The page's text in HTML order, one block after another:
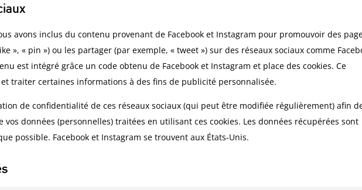
avons inclus du contenu provenant de Facebook et Instagram pour promouvoir des
», « pin ») ou les partager (par exemple, « tweet ») sur des réseaux sociaux comme
est intégré grâce un code obtenu de Facebook et Instagram et place des cookies. Ce
traiter certaines informations à des fins de publicité personnalisée.
de confidentialité de ces réseaux sociaux (qui peut être modifiée régulièrement) afin
vos données (personnelles) traitées en utilisant ces cookies. Les données récupérées sont
possible. Facebook et Instagram se trouvent aux États-Unis.